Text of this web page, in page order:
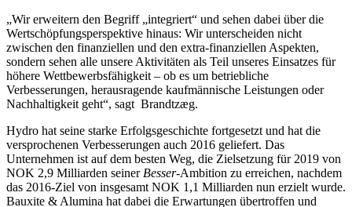
„Wir erweitern den Begriff „integriert“ und sehen dabei über die
Wertschöpfungsperspektive hinaus: Wir unterscheiden nicht
zwischen den finanziellen und den extra-finanziellen Aspekten,
sondern sehen alle unsere Aktivitäten als Teil unseres Einsatzes für
höhere Wettbewerbsfähigkeit – ob es um betriebliche
Verbesserungen, herausragende kaufmännische Leistungen oder
Nachhaltigkeit geht“, sagt Brandtzæg.
Hydro hat seine starke Erfolgsgeschichte fortgesetzt und hat die
versprochenen Verbesserungen auch 2016 geliefert. Das
Unternehmen ist auf dem besten Weg, die Zielsetzung für 2019 von
NOK 2,9 Milliarden seiner Besser-Ambition zu erreichen, nachdem
das 2016-Ziel von insgesamt NOK 1,1 Milliarden nun erzielt wurde.
Bauxite & Alumina hat dabei die Erwartungen übertroffen und